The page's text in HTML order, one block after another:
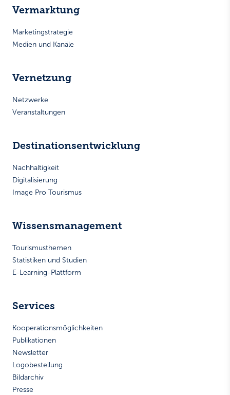
Vermarktung
Marketingstrategie
Medien und Kanäle
Vernetzung
Netzwerke
Veranstaltungen
Destinationsentwicklung
Nachhaltigkeit
Digitalisierung
Image Pro Tourismus
Wissensmanagement
Tourismusthemen
Statistiken und Studien
E-Learning-Plattform
Services
Kooperationsmöglichkeiten
Publikationen
Newsletter
Logobestellung
Bildarchiv
Presse